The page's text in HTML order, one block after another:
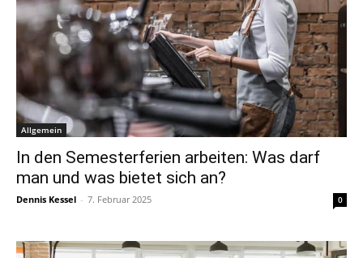
Allgemein
In den Semesterferien arbeiten: Was darf
man und was bietet sich an?
Dennis Kessel - 7. Februar 2025 0